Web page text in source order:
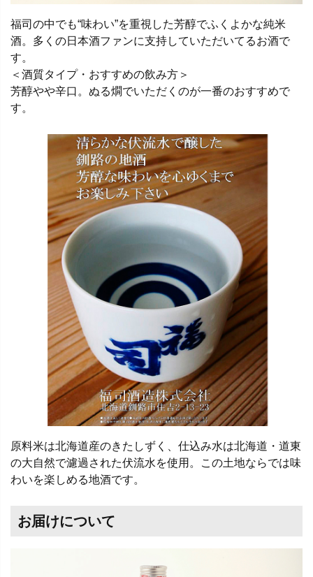
福司の中でも“味わい”を重視した芳醇でふくよかな純米
酒。多くの日本酒ファンに支持していただいてるお酒で
す。
＜酒質タイプ・おすすめの飲み方＞
芳醇やや辛口。ぬる燗でいただくのが一番のおすすめで
す。
原料米は北海道産のきたしずく、仕込み水は北海道・道東
の大自然で濾過された伏流水を使用。この土地ならでは味
わいを楽しめる地酒です。
お届けについて